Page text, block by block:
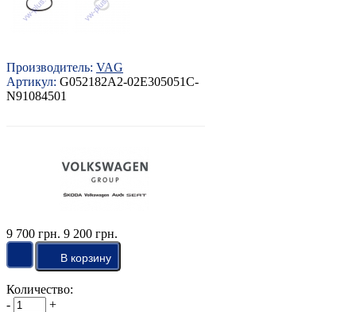
Производитель: VAG
Артикул: G052182A2-02E305051C-
N91084501
9 700 грн. 9 200 грн.
Количество:
-
+